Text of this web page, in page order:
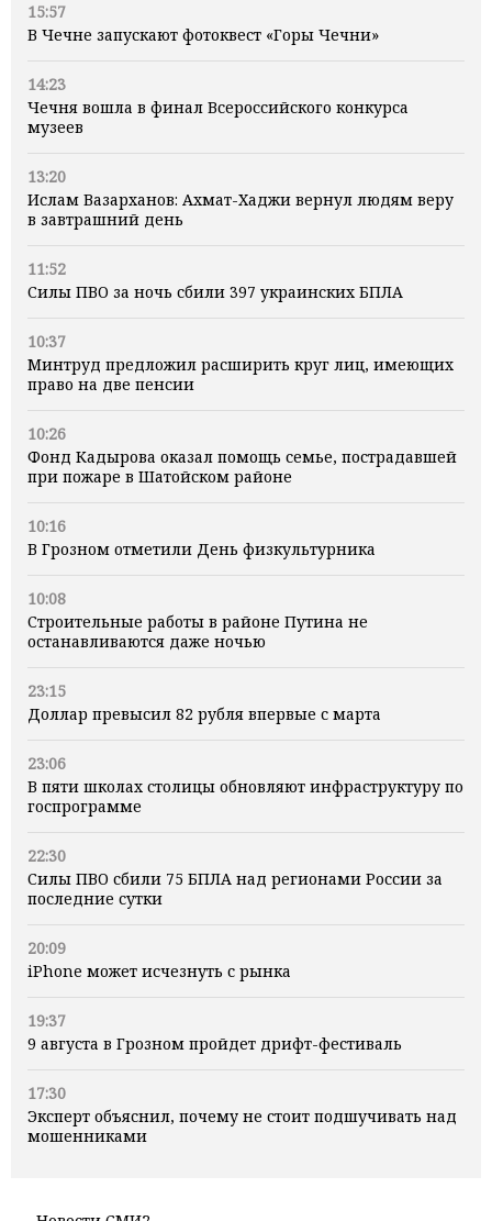
15:57
В Чечне запускают фотоквест «Горы Чечни»
14:23
Чечня вошла в финал Всероссийского конкурса
музеев
13:20
Ислам Вазарханов: Ахмат-Хаджи вернул людям веру
в завтрашний день
11:52
Силы ПВО за ночь сбили 397 украинских БПЛА
10:37
Минтруд предложил расширить круг лиц, имеющих
право на две пенсии
10:26
Фонд Кадырова оказал помощь семье, пострадавшей
при пожаре в Шатойском районе
10:16
В Грозном отметили День физкультурника
10:08
Строительные работы в районе Путина не
останавливаются даже ночью
23:15
Доллар превысил 82 рубля впервые с марта
23:06
В пяти школах столицы обновляют инфраструктуру по
госпрограмме
22:30
Силы ПВО сбили 75 БПЛА над регионами России за
последние сутки
20:09
iPhone может исчезнуть с рынка
19:37
9 августа в Грозном пройдет дрифт-фестиваль
17:30
Эксперт объяснил, почему не стоит подшучивать над
мошенниками